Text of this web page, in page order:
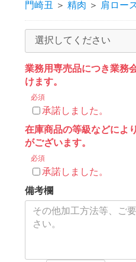
門崎丑
＞ 精肉 ＞ 肩ロー
業務用専売品につき業務
けます。
必須
承諾しました。
在庫商品の等級などによ
がございます。
必須
承諾しました。
備考欄